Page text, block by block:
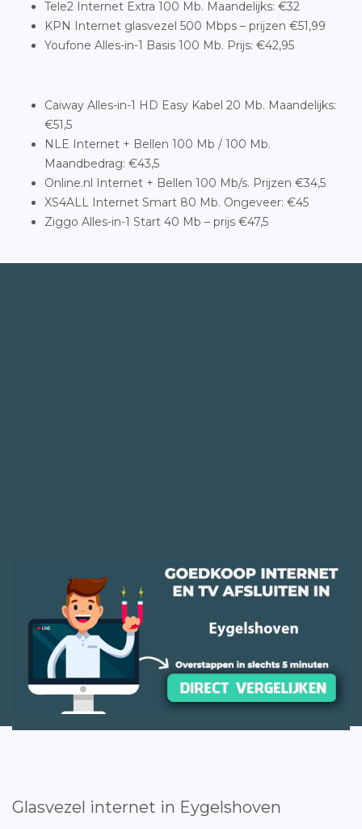
Tele2 Internet Extra 100 Mb. Maandelijks: €32
KPN Internet glasvezel 500 Mbps – prijzen €51,99
Youfone Alles-in-1 Basis 100 Mb. Prijs: €42,95
Caiway Alles-in-1 HD Easy Kabel 20 Mb. Maandelijks:
€51,5
NLE Internet + Bellen 100 Mb / 100 Mb.
Maandbedrag: €43,5
Online.nl Internet + Bellen 100 Mb/s. Prijzen €34,5
XS4ALL Internet Smart 80 Mb. Ongeveer: €45
Ziggo Alles-in-1 Start 40 Mb – prijs €47,5
Glasvezel internet in Eygelshoven